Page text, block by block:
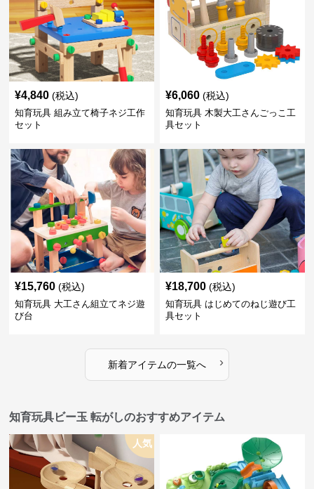
¥4,840 (税込)
知育玩具 組み立て椅子ネジ工作
セット
¥6,060 (税込)
知育玩具 木製大工さんごっこ工
具セット
¥15,760 (税込)
知育玩具 大工さん組立てネジ遊
び台
¥18,700 (税込)
知育玩具 はじめてのねじ遊び工
具セット
新着アイテムの一覧へ ›
知育玩具ビー玉 転がしのおすすめアイテム
人気